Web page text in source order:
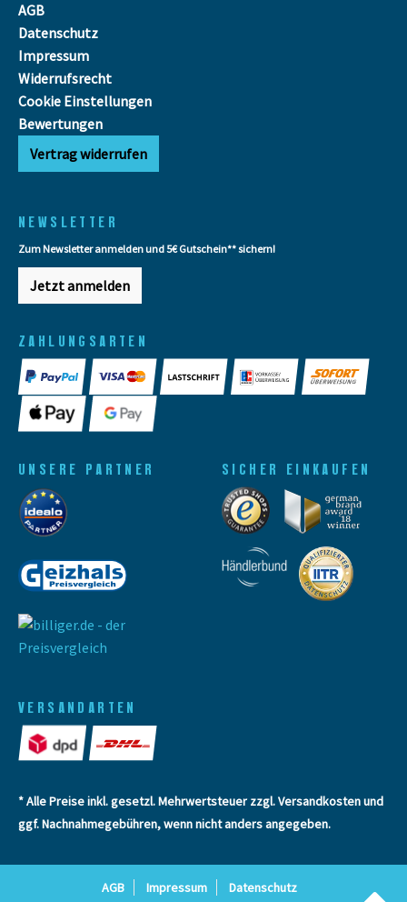
AGB
Datenschutz
Impressum
Widerrufsrecht
Cookie Einstellungen
Bewertungen
Vertrag widerrufen
NEWSLETTER
Zum Newsletter anmelden und 5€ Gutschein** sichern!
Jetzt anmelden
ZAHLUNGSARTEN
VERSANDARTEN
UNSERE PARTNER SICHER EINKAUFEN
* Alle Preise inkl. gesetzl. Mehrwertsteuer zzgl.Versandkostenund
ggf. Nachnahmegebühren, wenn nicht anders angegeben.
AGB Impressum Datenschutz